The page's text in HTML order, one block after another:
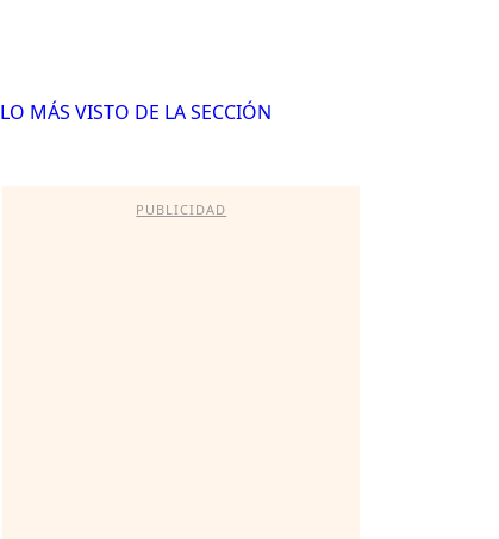
LO MÁS VISTO DE LA SECCIÓN
PUBLICIDAD